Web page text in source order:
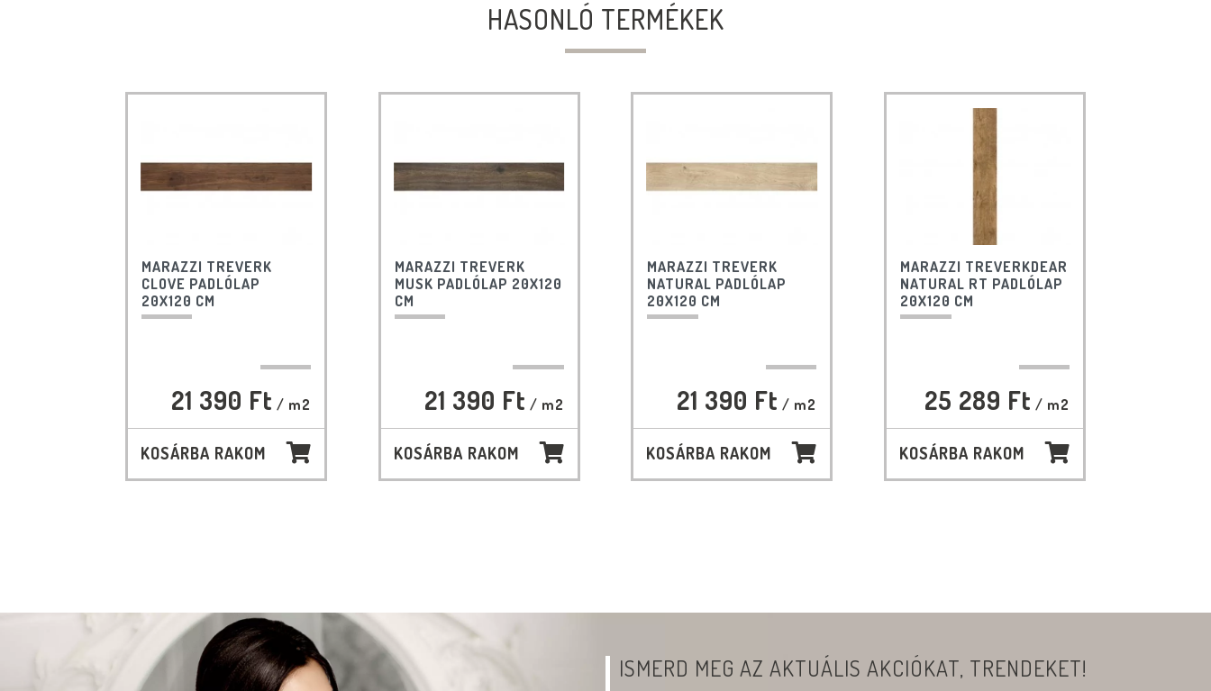
HASONLÓ TERMÉKEK
MARAZZI TREVERK
CLOVE PADLÓLAP
20X120 CM
21 390 Ft / m2
KOSÁRBA RAKOM
MARAZZI TREVERK
MUSK PADLÓLAP 20X120
CM
21 390 Ft / m2
KOSÁRBA RAKOM
MARAZZI TREVERK
NATURAL PADLÓLAP
20X120 CM
21 390 Ft / m2
KOSÁRBA RAKOM
MARAZZI TREVERKDEAR
NATURAL RT PADLÓLAP
20X120 CM
25 289 Ft / m2
KOSÁRBA RAKOM
ISMERD MEG AZ AKTUÁLIS AKCIÓKAT, TRENDEKET!